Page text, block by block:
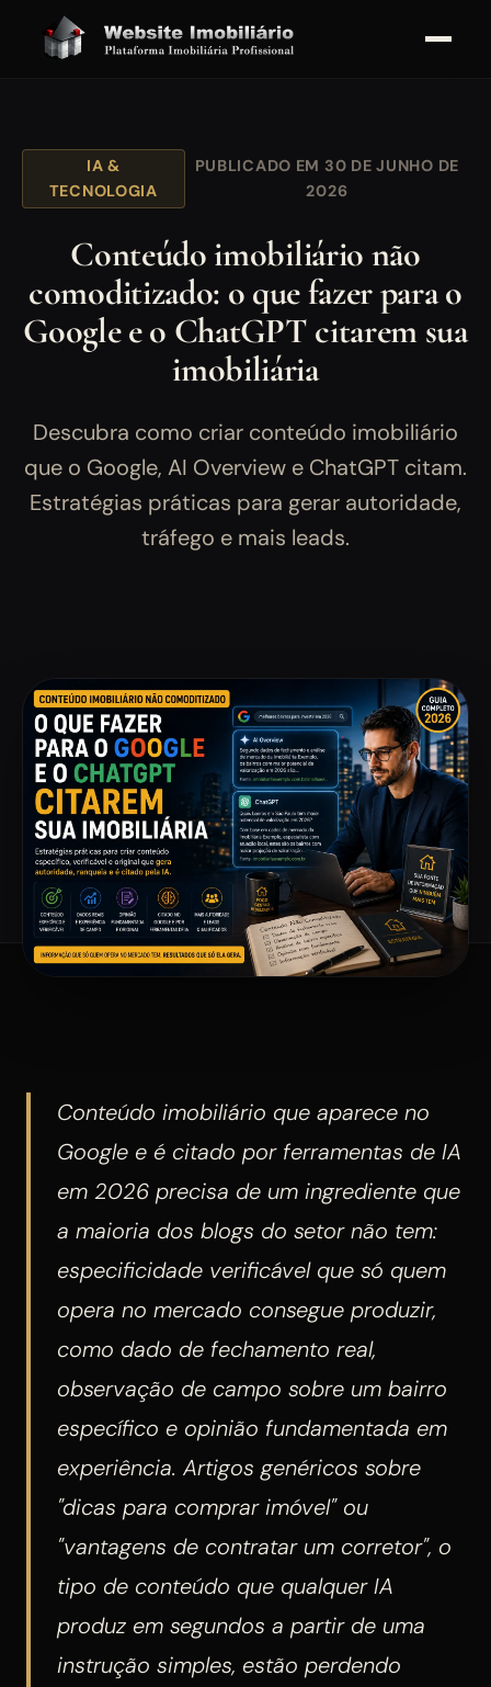
IA &
TECNOLOGIA
PUBLICADO EM 30 DE JUNHO DE
2026
Conteúdo imobiliário não
comoditizado: o que fazer para o
Google e o ChatGPT citarem sua
imobiliária
Descubra como criar conteúdo imobiliário
que o Google, AI Overview e ChatGPT citam.
Estratégias práticas para gerar autoridade,
tráfego e mais leads.
Conteúdo imobiliário que aparece no
Google e é citado por ferramentas de IA
em 2026 precisa de um ingrediente que
a maioria dos blogs do setor não tem:
especificidade verificável que só quem
opera no mercado consegue produzir,
como dado de fechamento real,
observação de campo sobre um bairro
específico e opinião fundamentada em
experiência. Artigos genéricos sobre
"dicas para comprar imóvel" ou
"vantagens de contratar um corretor", o
tipo de conteúdo que qualquer IA
produz em segundos a partir de uma
instrução simples, estão perdendo